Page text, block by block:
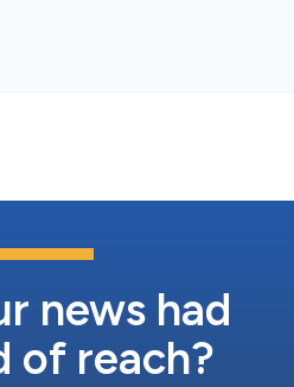
news had
of reach?